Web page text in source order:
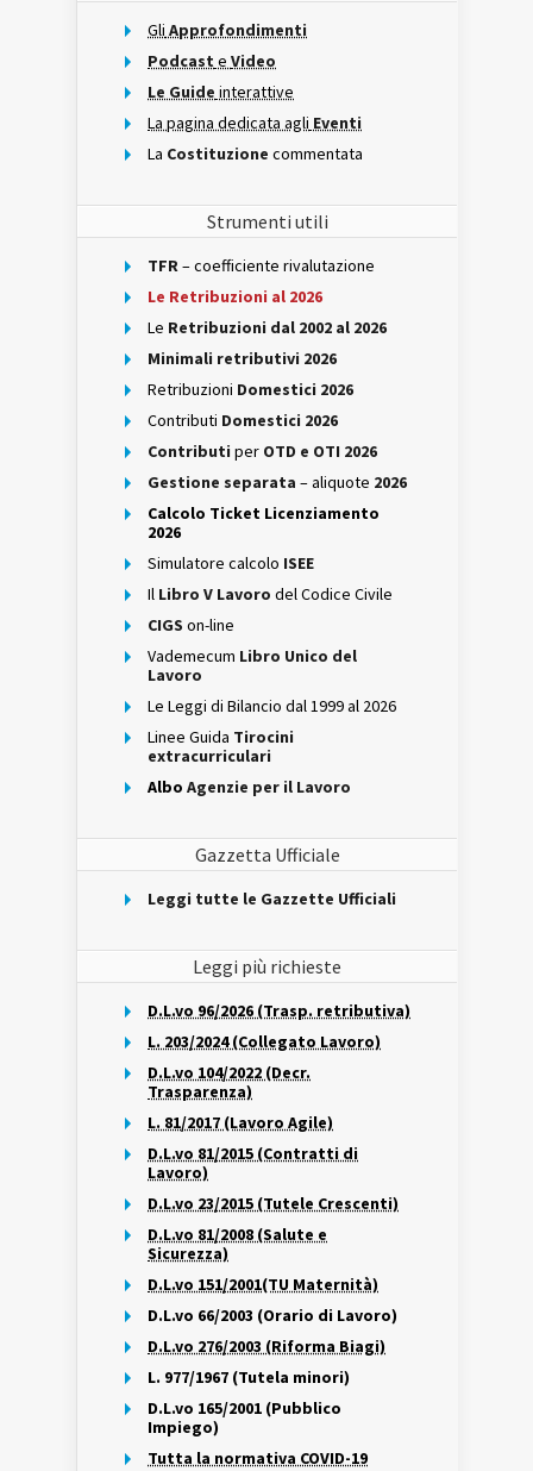
Gli Approfondimenti
Podcast e Video
Le Guide interattive
La pagina dedicata agli Eventi
La Costituzione commentata
Strumenti utili
TFR– coefficiente rivalutazione
Le Retribuzioni al 2026
Le Retribuzioni dal 2002 al 2026
Minimali retributivi 2026
Retribuzioni Domestici 2026
Contributi Domestici 2026
Contributi per OTD e OTI 2026
Gestione separata – aliquote 2026
Calcolo Ticket Licenziamento
2026
Simulatore calcolo ISEE
Il Libro V Lavoro del Codice Civile
CIGS on-line
Vademecum Libro Unico del
Lavoro
Le Leggi di Bilancio dal 1999 al 2026
Linee Guida Tirocini
extracurriculari
Albo Agenzie per il Lavoro
Gazzetta Ufficiale
Leggi tutte le Gazzette Ufficiali
Leggi più richieste
D.L.vo 96/2026 (Trasp. retributiva)
L. 203/2024 (Collegato Lavoro)
D.L.vo 104/2022 (Decr.
Trasparenza)
L. 81/2017 (Lavoro Agile)
D.L.vo 81/2015 (Contratti di
Lavoro)
D.L.vo 23/2015 (Tutele Crescenti)
D.L.vo 81/2008 (Salute e
Sicurezza)
D.L.vo 151/2001(TU Maternità)
D.L.vo 66/2003 (Orario di Lavoro)
D.L.vo 276/2003 (Riforma Biagi)
L. 977/1967 (Tutela minori)
D.L.vo 165/2001 (Pubblico
Impiego)
Tutta la normativa COVID-19